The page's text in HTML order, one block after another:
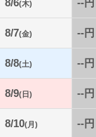
(木)
8/7(金) --円
8/8(土) --円
8/9(日) --円
8/10(月) --円